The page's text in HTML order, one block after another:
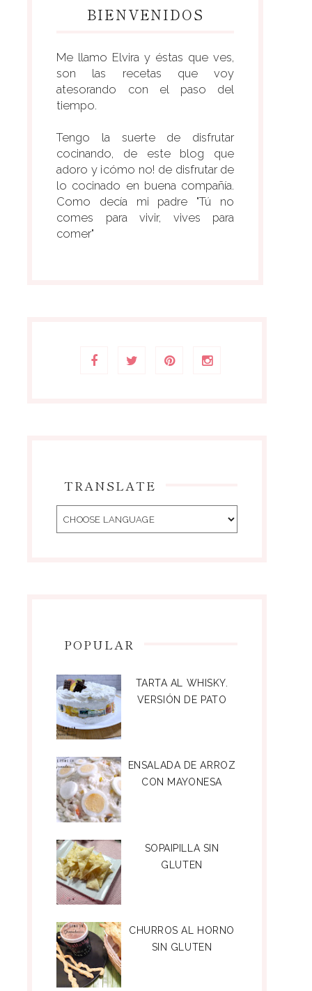
BIENVENIDOS
Me llamo Elvira y éstas que ves,
son las recetas que voy
atesorando con el paso del
tiempo.
Tengo la suerte de disfrutar
cocinando, de este blog que
adoro y ¡cómo no! de disfrutar de
lo cocinado en buena compañía.
Como decía mi padre "Tú no
comes para vivir, vives para
comer"
TRANSLATE
POPULAR
TARTA AL WHISKY.
VERSIÓN DE PATO
ENSALADA DE ARROZ
CON MAYONESA
SOPAIPILLA SIN
GLUTEN
CHURROS AL HORNO
SIN GLUTEN